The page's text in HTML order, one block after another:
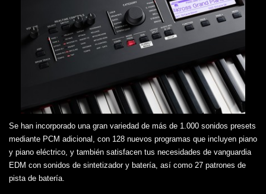
Se han incorporado una gran variedad de más de 1.000 sonidos presets
mediante PCM adicional, con 128 nuevos programas que incluyen piano
y piano eléctrico, y también satisfacen tus necesidades de vanguardia
EDM con sonidos de sintetizador y batería, así como 27 patrones de
pista de batería.